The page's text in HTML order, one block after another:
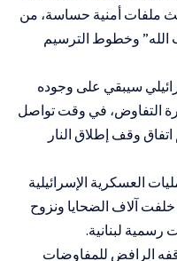
ملفات أمنية حساسة، من
الله” وخطوط الترسيم
سيبقي على وجوده
التفاوض، في وقت تواصل
وقف إطلاق النار
العسكرية الإسرائيلية
خلفت آلاف الضحايا ونزوح
رسمية لبنانية.
الرافض للمفاوضات